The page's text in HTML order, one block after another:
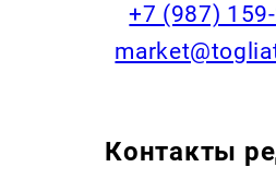
+7 (987)
Контакты